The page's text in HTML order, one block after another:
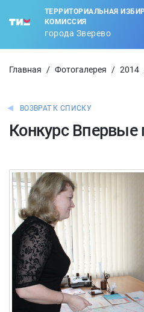
ТЕРРИТОРИАЛЬНАЯ
КОМИССИЯ
города Зверево
Главная / Фотогалерея / 2014
ВОЗВРАТ К СПИСКУ
Конкурс Впервые